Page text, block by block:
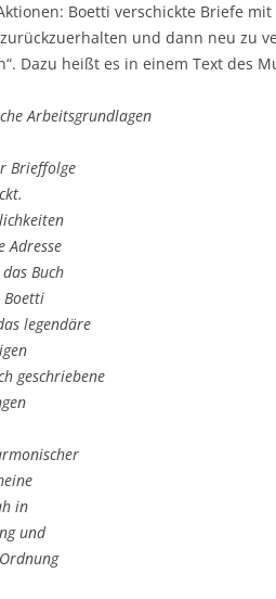
Boetti verschickte Briefe
und dann neu zu
Dazu heißt es in einem Text des
Arbeitsgrundlagen
Brieffolge
Adresse
Buch
Boetti
legendäre
geschriebene
in
und